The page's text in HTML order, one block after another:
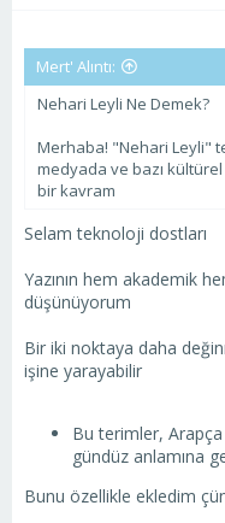
Mert' Alıntı:
Nehari Leyli Ne Demek?
Merhaba! "Nehari Leyli"
medyada ve bazı kültürel
bir kavram
Selam teknoloji dostları
Yazının hem akademik
düşünüyorum
Bir iki noktaya daha
işine yarayabilir
Bu terimler,
gündüz anlamına
Bunu özellikle ekledim